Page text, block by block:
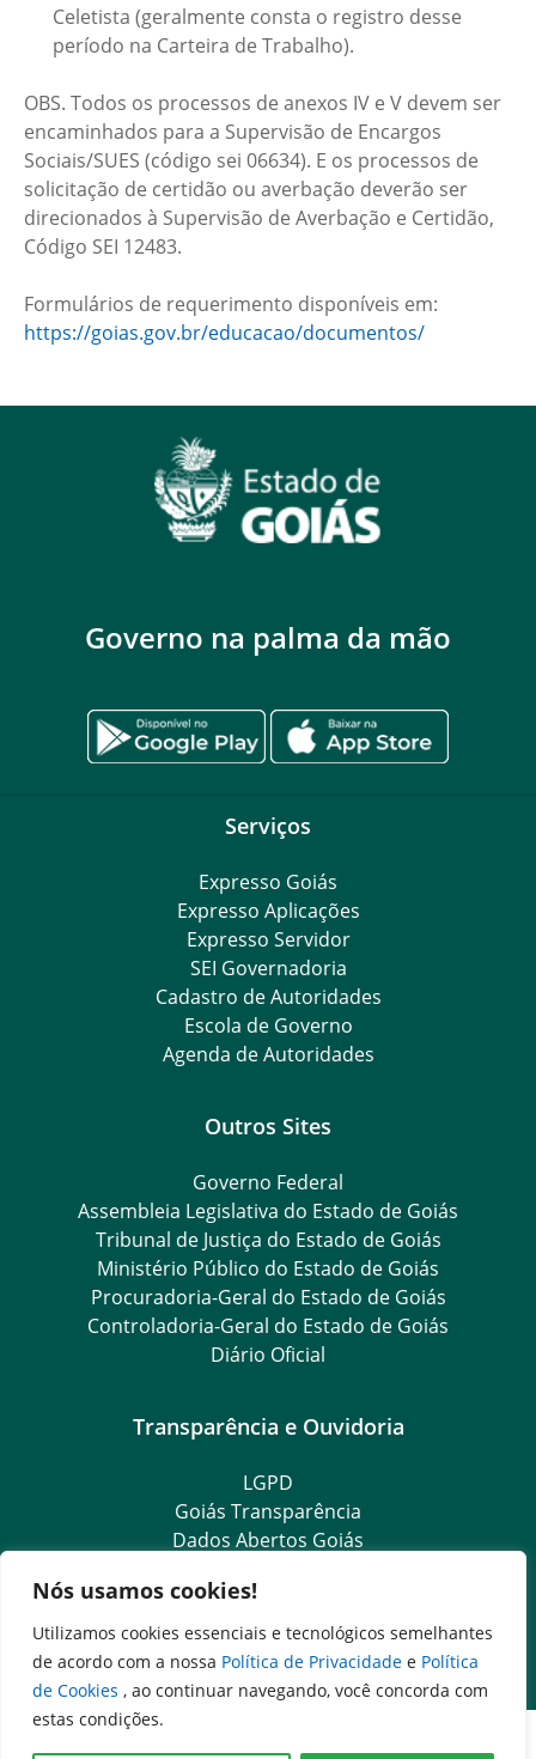
Nós usamos cookies!
Utilizamos cookies essenciais e tecnológicos semelhantes
de acordo com a nossa Política de Privacidade e Política
de Cookies , ao continuar navegando, você concorda com
estas condições.
Celetista (geralmente consta o registro desse
período na Carteira de Trabalho).
OBS. Todos os processos de anexos IV e V devem ser
encaminhados para a Supervisão de Encargos
Sociais/SUES (código sei 06634). E os processos de
solicitação de certidão ou averbação deverão ser
direcionados à Supervisão de Averbação e Certidão,
Código SEI 12483.
Formulários de requerimento disponíveis em:
https://goias.gov.br/educacao/documentos/
Governo na palma da mão
Serviços
Expresso Goiás
Expresso Aplicações
Expresso Servidor
SEI Governadoria
Cadastro de Autoridades
Escola de Governo
Agenda de Autoridades
Outros Sites
Governo Federal
Assembleia Legislativa do Estado de Goiás
Tribunal de Justiça do Estado de Goiás
Ministério Público do Estado de Goiás
Procuradoria-Geral do Estado de Goiás
Controladoria-Geral do Estado de Goiás
Diário Oficial
Transparência e Ouvidoria
LGPD
Goiás Transparência
Dados Abertos Goiás
e-SIC – Serviço Eletrônico de Informação ao Cidadão
Ouvidoria Setorial (Expresso)
Ouvidoria Setorial (Presencial)